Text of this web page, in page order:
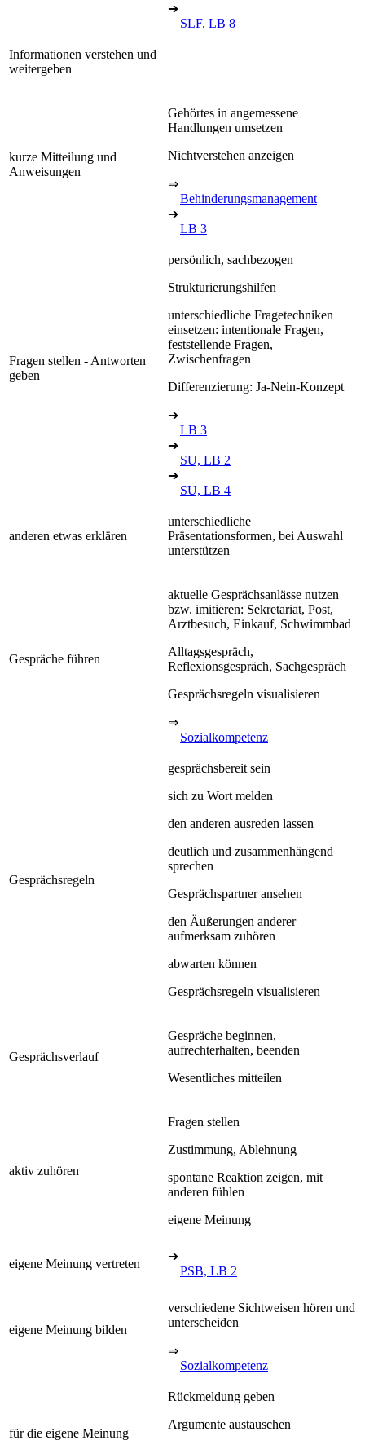
➔
SLF, LB 8
Informationen verstehen und
weitergeben
kurze Mitteilung und
Anweisungen
Gehörtes in angemessene
Handlungen umsetzen
Nichtverstehen anzeigen
⇒
Behinderungsmanagement
➔
LB 3
Fragen stellen - Antworten
geben
persönlich, sachbezogen
Strukturierungshilfen
unterschiedliche Fragetechniken
einsetzen: intentionale Fragen,
feststellende Fragen,
Zwischenfragen
Differenzierung: Ja-Nein-Konzept
➔
LB 3
➔
SU, LB 2
➔
SU, LB 4
anderen etwas erklären
unterschiedliche
Präsentationsformen, bei Auswahl
unterstützen
Gespräche führen
aktuelle Gesprächsanlässe nutzen
bzw. imitieren: Sekretariat, Post,
Arztbesuch, Einkauf, Schwimmbad
Alltagsgespräch,
Reflexionsgespräch, Sachgespräch
Gesprächsregeln visualisieren
⇒
Sozialkompetenz
Gesprächsregeln
gesprächsbereit sein
sich zu Wort melden
den anderen ausreden lassen
deutlich und zusammenhängend
sprechen
Gesprächspartner ansehen
den Äußerungen anderer
aufmerksam zuhören
abwarten können
Gesprächsregeln visualisieren
Gesprächsverlauf
Gespräche beginnen,
aufrechterhalten, beenden
Wesentliches mitteilen
aktiv zuhören
Fragen stellen
Zustimmung, Ablehnung
spontane Reaktion zeigen, mit
anderen fühlen
eigene Meinung
eigene Meinung vertreten
➔
PSB, LB 2
eigene Meinung bilden
verschiedene Sichtweisen hören und
unterscheiden
⇒
Sozialkompetenz
für die eigene Meinung
Rückmeldung geben
Argumente austauschen